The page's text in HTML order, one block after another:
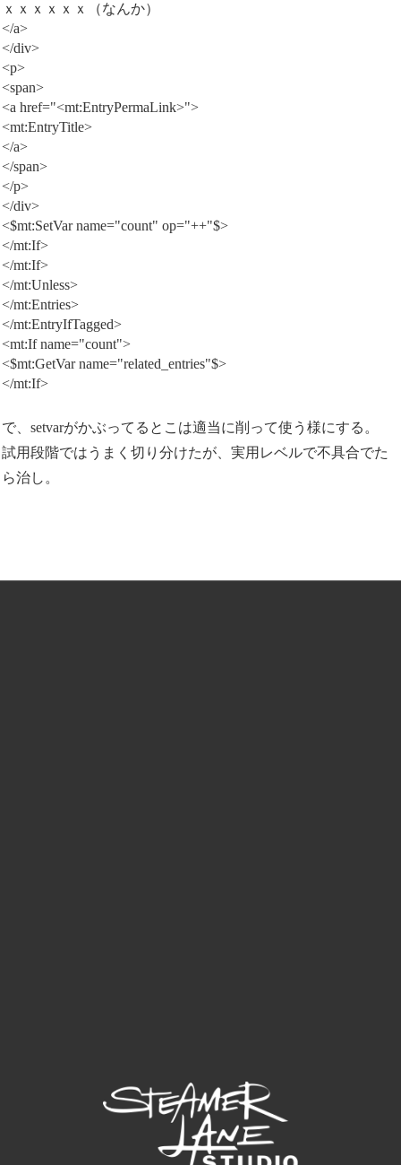
ｘｘｘｘｘｘ（なんか）
</a>
</div>
<p>
<span>
<a href="<mt:EntryPermaLink>">
<mt:EntryTitle>
</a>
</span>
</p>
</div>
<$mt:SetVar name="count" op="++"$>
</mt:If>
</mt:If>
</mt:Unless>
</mt:Entries>
</mt:EntryIfTagged>
<mt:If name="count">
<$mt:GetVar name="related_entries"$>
</mt:If>
で、setvarがかぶってるとこは適当に削って使う様にする。
試用段階ではうまく切り分けたが、実用レベルで不具合でた
ら治し。